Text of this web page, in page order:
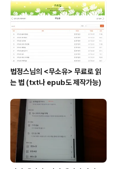
법정스님의 <무소유> 무료로 읽
는 법 (txt나 epub도 제작가능)